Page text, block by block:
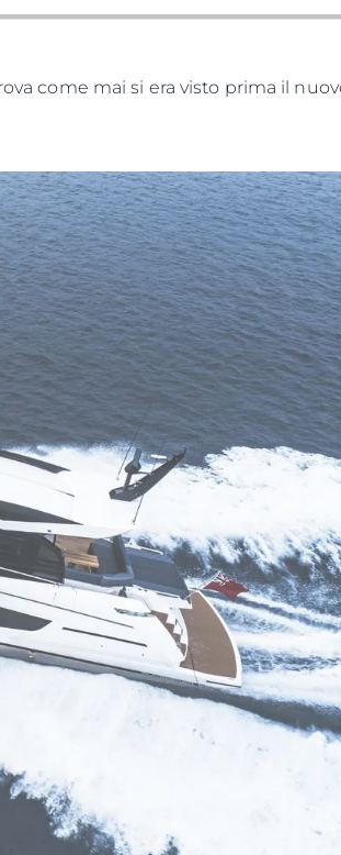
come mai si era visto prima il